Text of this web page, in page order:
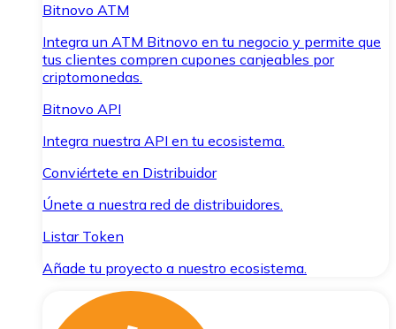
Bitnovo ATM
Integra un ATM Bitnovo en tu negocio y permite que
tus clientes compren cupones canjeables por
criptomonedas.
Bitnovo API
Integra nuestra API en tu ecosistema.
Conviértete en Distribuidor
Únete a nuestra red de distribuidores.
Listar Token
Añade tu proyecto a nuestro ecosistema.